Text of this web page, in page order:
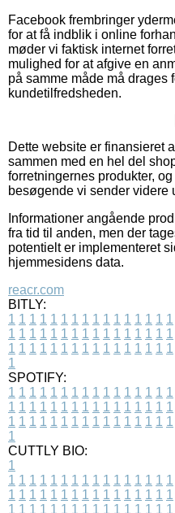
Facebook frembringer
for at få indblik i online
møder vi faktisk internet
mulighed for at afgive en
på samme måde må drages
kundetilfredsheden.
Dette website er finansieret
sammen med en hel del
forretningernes produkter,
besøgende vi sender videre
Informationer angående
fra tid til anden, men der
potentielt er implementeret
hjemmesidens data.
reacr.com
BITLY:
1 1 1 1 1 1 1 1 1 1 1 1 1 1 1 1
1 1 1 1 1 1 1 1 1 1 1 1 1 1 1 1
1 1 1 1 1 1 1 1 1 1 1 1 1 1 1 1
1
SPOTIFY:
1 1 1 1 1 1 1 1 1 1 1 1 1 1 1 1
1 1 1 1 1 1 1 1 1 1 1 1 1 1 1 1
1 1 1 1 1 1 1 1 1 1 1 1 1 1 1 1
1
CUTTLY BIO:
1
1 1 1 1 1 1 1 1 1 1 1 1 1 1 1 1
1 1 1 1 1 1 1 1 1 1 1 1 1 1 1 1
1 1 1 1 1 1 1 1 1 1 1 1 1 1 1 1